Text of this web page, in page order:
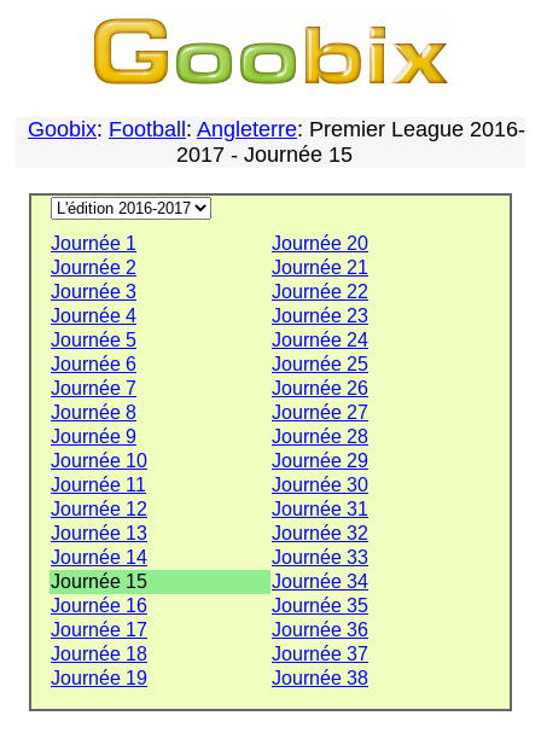
Goobix: Football : Angleterre: Premier League 2016-
2017 - Journée 15
Journée 1
Journée 20
Journée 2
Journée 21
Journée 3
Journée 22
Journée 4
Journée 23
Journée 5
Journée 24
Journée 6
Journée 25
Journée 7
Journée 26
Journée 8
Journée 27
Journée 9
Journée 28
Journée 10
Journée 29
Journée 11
Journée 30
Journée 12
Journée 31
Journée 13
Journée 32
Journée 14
Journée 33
Journée 15
Journée 34
Journée 16
Journée 35
Journée 17
Journée 36
Journée 18
Journée 37
Journée 19
Journée 38